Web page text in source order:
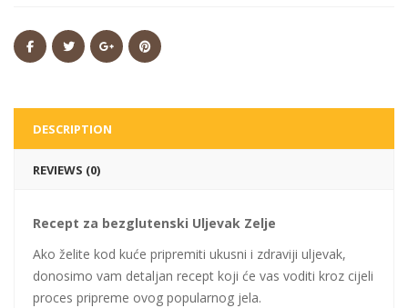
DESCRIPTION
REVIEWS (0)
Recept za bezglutenski Uljevak Zelje
Ako želite kod kuće pripremiti ukusni i zdraviji uljevak,
donosimo vam detaljan recept koji će vas voditi kroz cijeli
proces pripreme ovog popularnog jela.